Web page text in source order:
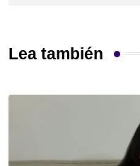
Lea también